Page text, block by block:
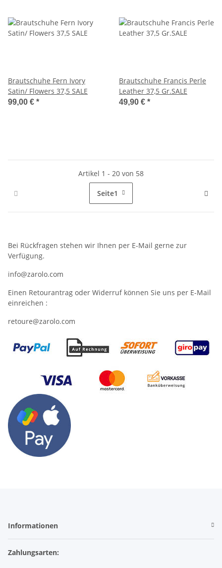
Brautschuhe Fern Ivory
Satin/ Flowers 37,5 SALE
99,00 € *
Brautschuhe Francis Perle
Leather 37,5 Gr.SALE
49,90 € *
Artikel 1 - 20 von 58
Seite1
Bei Rückfragen stehen wir Ihnen per E-Mail gerne zur
Verfügung.
info@zarolo.com
Einen Retourantrag oder Widerruf können Sie uns per E-Mail
einreichen :
retoure@zarolo.com
Informationen
Zahlungsarten: